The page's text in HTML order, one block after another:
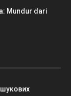
Mundur dari